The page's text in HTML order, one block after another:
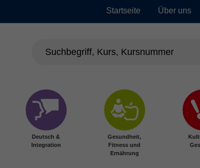
Startseite Über uns
Deutsch &
Integration
Gesundheit,
Fitness und
Ernährung